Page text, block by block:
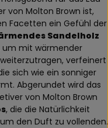
von Molton Brown ist,
Facetten ein Gefühl der
Sandelholz
um mit wärmender
verfeinert
sich wie ein sonniger
Abgerundet wird das
von Molton Brown
, die die Natürlichkeit
den Duft zu vollenden.